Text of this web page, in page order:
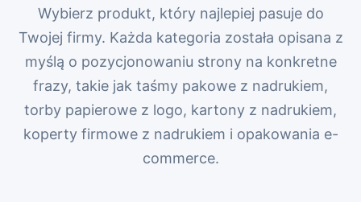
Wybierz produkt, który najlepiej pasuje do
Twojej firmy. Każda kategoria została opisana z
myślą o pozycjonowaniu strony na konkretne
frazy, takie jak taśmy pakowe z nadrukiem,
torby papierowe z logo, kartony z nadrukiem,
koperty firmowe z nadrukiem i opakowania e-
commerce.